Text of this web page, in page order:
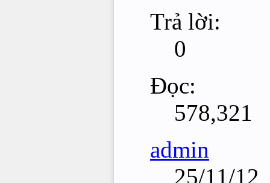
Trả lời:
0
Đọc:
578,321
admin
25/11/12